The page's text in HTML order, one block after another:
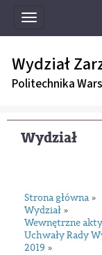
Toggle
navigation
Wydział
Politechnika
Wydział
Strona główna »
Wydział »
Wewnętrzne
Uchwały Rady
2019 »